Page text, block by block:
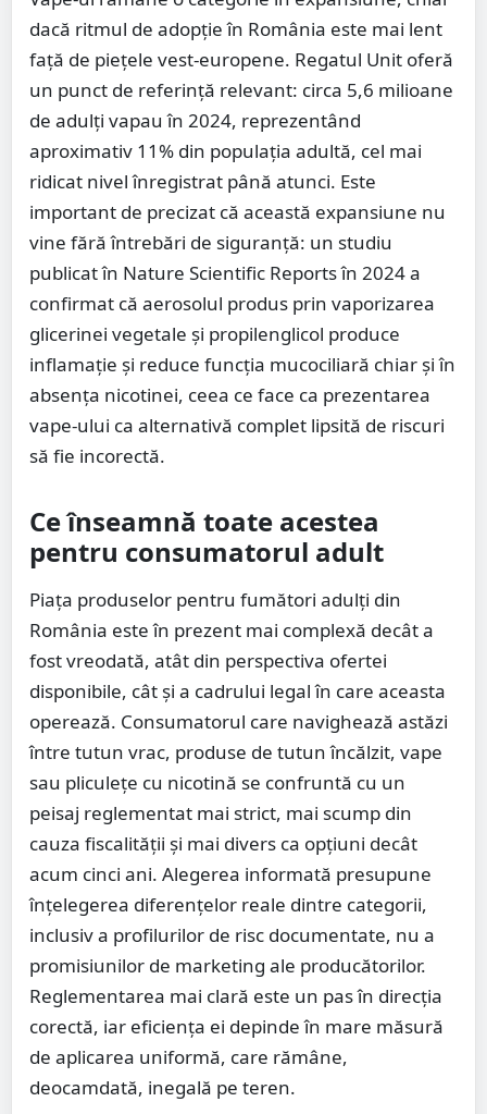
dacă ritmul de adopție în România este mai lent
față de piețele vest-europene. Regatul Unit oferă
un punct de referință relevant: circa 5,6 milioane
de adulți vapau în 2024, reprezentând
aproximativ 11% din populația adultă, cel mai
ridicat nivel înregistrat până atunci. Este
important de precizat că această expansiune nu
vine fără întrebări de siguranță: un studiu
publicat în Nature Scientific Reports în 2024 a
confirmat că aerosolul produs prin vaporizarea
glicerinei vegetale și propilenglicol produce
inflamație și reduce funcția mucociliară chiar și în
absența nicotinei, ceea ce face ca prezentarea
vape-ului ca alternativă complet lipsită de riscuri
să fie incorectă.
Ce înseamnă toate acestea
pentru consumatorul adult
Piața produselor pentru fumători adulți din
România este în prezent mai complexă decât a
fost vreodată, atât din perspectiva ofertei
disponibile, cât și a cadrului legal în care aceasta
operează. Consumatorul care navighează astăzi
între tutun vrac, produse de tutun încălzit, vape
sau pliculețe cu nicotină se confruntă cu un
peisaj reglementat mai strict, mai scump din
cauza fiscalității și mai divers ca opțiuni decât
acum cinci ani. Alegerea informată presupune
înțelegerea diferențelor reale dintre categorii,
inclusiv a profilurilor de risc documentate, nu a
promisiunilor de marketing ale producătorilor.
Reglementarea mai clară este un pas în direcția
corectă, iar eficiența ei depinde în mare măsură
de aplicarea uniformă, care rămâne,
deocamdată, inegală pe teren.